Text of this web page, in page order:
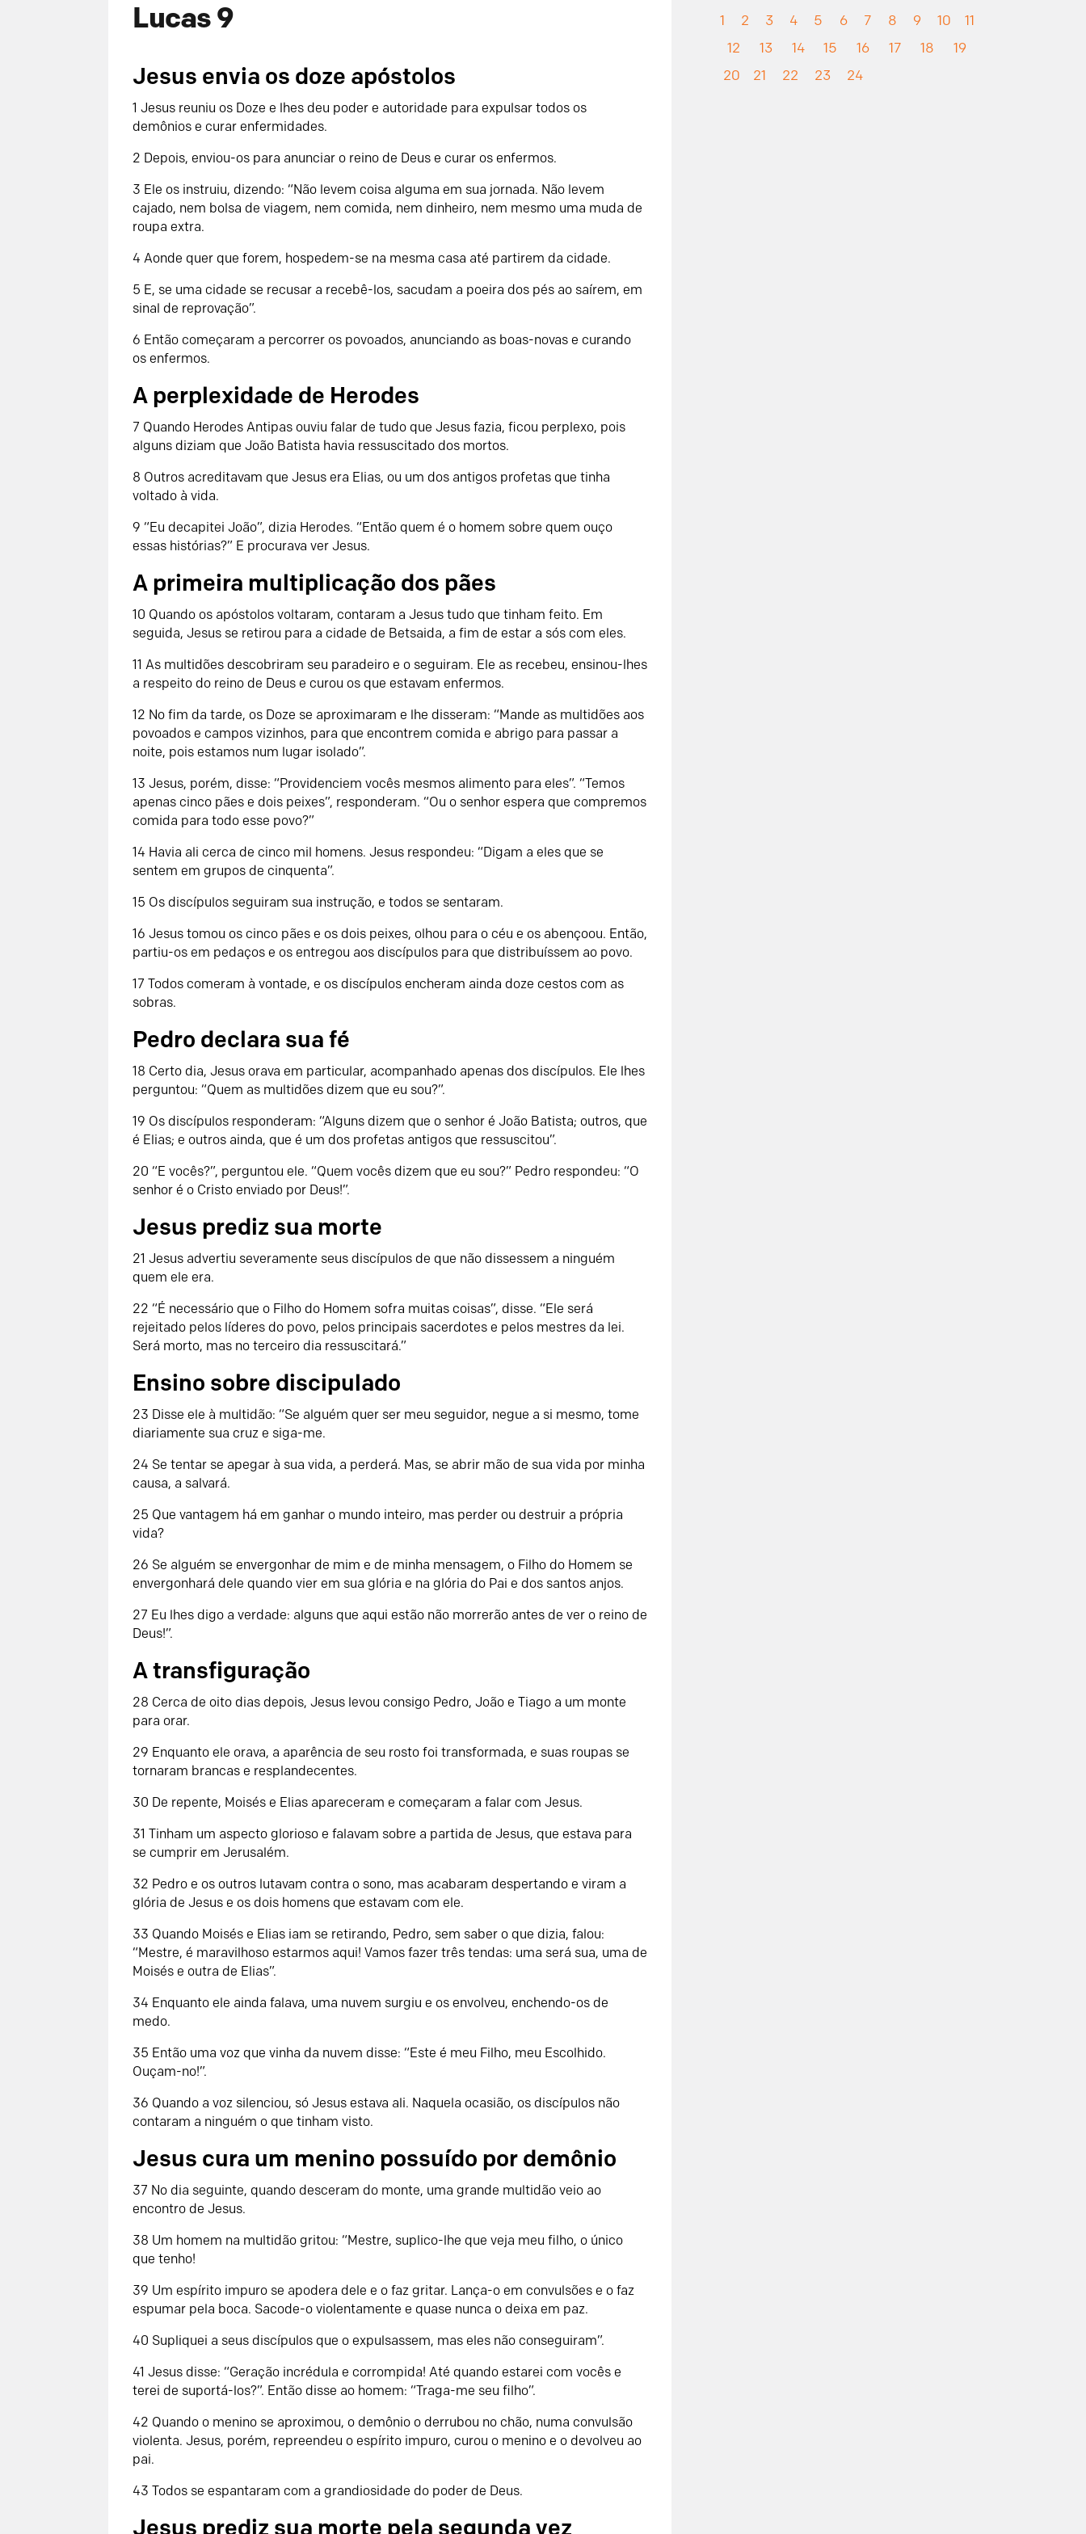
Lucas 9
Jesus envia os doze apóstolos
1 Jesus reuniu os Doze e lhes deu poder e autoridade para expulsar todos os
demônios e curar enfermidades.
2 Depois, enviou-os para anunciar o reino de Deus e curar os enfermos.
3 Ele os instruiu, dizendo: “Não levem coisa alguma em sua jornada. Não levem
cajado, nem bolsa de viagem, nem comida, nem dinheiro, nem mesmo uma muda de
roupa extra.
4 Aonde quer que forem, hospedem-se na mesma casa até partirem da cidade.
5 E, se uma cidade se recusar a recebê-los, sacudam a poeira dos pés ao saírem, em
sinal de reprovação”.
6 Então começaram a percorrer os povoados, anunciando as boas-novas e curando
os enfermos.
A perplexidade de Herodes
7 Quando Herodes Antipas ouviu falar de tudo que Jesus fazia, ficou perplexo, pois
alguns diziam que João Batista havia ressuscitado dos mortos.
8 Outros acreditavam que Jesus era Elias, ou um dos antigos profetas que tinha
voltado à vida.
9 “Eu decapitei João”, dizia Herodes. “Então quem é o homem sobre quem ouço
essas histórias?” E procurava ver Jesus.
A primeira multiplicação dos pães
10 Quando os apóstolos voltaram, contaram a Jesus tudo que tinham feito. Em
seguida, Jesus se retirou para a cidade de Betsaida, a fim de estar a sós com eles.
11 As multidões descobriram seu paradeiro e o seguiram. Ele as recebeu, ensinou-lhes
a respeito do reino de Deus e curou os que estavam enfermos.
12 No fim da tarde, os Doze se aproximaram e lhe disseram: “Mande as multidões aos
povoados e campos vizinhos, para que encontrem comida e abrigo para passar a
noite, pois estamos num lugar isolado”.
13 Jesus, porém, disse: “Providenciem vocês mesmos alimento para eles”. “Temos
apenas cinco pães e dois peixes”, responderam. “Ou o senhor espera que compremos
comida para todo esse povo?”
14 Havia ali cerca de cinco mil homens. Jesus respondeu: “Digam a eles que se
sentem em grupos de cinquenta”.
15 Os discípulos seguiram sua instrução, e todos se sentaram.
16 Jesus tomou os cinco pães e os dois peixes, olhou para o céu e os abençoou. Então,
partiu-os em pedaços e os entregou aos discípulos para que distribuíssem ao povo.
17 Todos comeram à vontade, e os discípulos encheram ainda doze cestos com as
sobras.
Pedro declara sua fé
18 Certo dia, Jesus orava em particular, acompanhado apenas dos discípulos. Ele lhes
perguntou: “Quem as multidões dizem que eu sou?”.
19 Os discípulos responderam: “Alguns dizem que o senhor é João Batista; outros, que
é Elias; e outros ainda, que é um dos profetas antigos que ressuscitou”.
20 “E vocês?”, perguntou ele. “Quem vocês dizem que eu sou?” Pedro respondeu: “O
senhor é o Cristo enviado por Deus!”.
Jesus prediz sua morte
21 Jesus advertiu severamente seus discípulos de que não dissessem a ninguém
quem ele era.
22 “É necessário que o Filho do Homem sofra muitas coisas”, disse. “Ele será
rejeitado pelos líderes do povo, pelos principais sacerdotes e pelos mestres da lei.
Será morto, mas no terceiro dia ressuscitará.”
Ensino sobre discipulado
23 Disse ele à multidão: “Se alguém quer ser meu seguidor, negue a si mesmo, tome
diariamente sua cruz e siga-me.
24 Se tentar se apegar à sua vida, a perderá. Mas, se abrir mão de sua vida por minha
causa, a salvará.
25 Que vantagem há em ganhar o mundo inteiro, mas perder ou destruir a própria
vida?
26 Se alguém se envergonhar de mim e de minha mensagem, o Filho do Homem se
envergonhará dele quando vier em sua glória e na glória do Pai e dos santos anjos.
27 Eu lhes digo a verdade: alguns que aqui estão não morrerão antes de ver o reino de
Deus!”.
A transfiguração
28 Cerca de oito dias depois, Jesus levou consigo Pedro, João e Tiago a um monte
para orar.
29 Enquanto ele orava, a aparência de seu rosto foi transformada, e suas roupas se
tornaram brancas e resplandecentes.
30 De repente, Moisés e Elias apareceram e começaram a falar com Jesus.
31 Tinham um aspecto glorioso e falavam sobre a partida de Jesus, que estava para
se cumprir em Jerusalém.
32 Pedro e os outros lutavam contra o sono, mas acabaram despertando e viram a
glória de Jesus e os dois homens que estavam com ele.
33 Quando Moisés e Elias iam se retirando, Pedro, sem saber o que dizia, falou:
“Mestre, é maravilhoso estarmos aqui! Vamos fazer três tendas: uma será sua, uma de
Moisés e outra de Elias”.
34 Enquanto ele ainda falava, uma nuvem surgiu e os envolveu, enchendo-os de
medo.
35 Então uma voz que vinha da nuvem disse: “Este é meu Filho, meu Escolhido.
Ouçam-no!”.
36 Quando a voz silenciou, só Jesus estava ali. Naquela ocasião, os discípulos não
contaram a ninguém o que tinham visto.
Jesus cura um menino possuído por demônio
37 No dia seguinte, quando desceram do monte, uma grande multidão veio ao
encontro de Jesus.
38 Um homem na multidão gritou: “Mestre, suplico-lhe que veja meu filho, o único
que tenho!
39 Um espírito impuro se apodera dele e o faz gritar. Lança-o em convulsões e o faz
espumar pela boca. Sacode-o violentamente e quase nunca o deixa em paz.
40 Supliquei a seus discípulos que o expulsassem, mas eles não conseguiram”.
41 Jesus disse: “Geração incrédula e corrompida! Até quando estarei com vocês e
terei de suportá-los?”. Então disse ao homem: “Traga-me seu filho”.
42 Quando o menino se aproximou, o demônio o derrubou no chão, numa convulsão
violenta. Jesus, porém, repreendeu o espírito impuro, curou o menino e o devolveu ao
pai.
43 Todos se espantaram com a grandiosidade do poder de Deus.
Jesus prediz sua morte pela segunda vez
1 2 3 4 5 6 7 8 9 10
11
12
13 14 15 16 17 18
19
20
21 22 23 24